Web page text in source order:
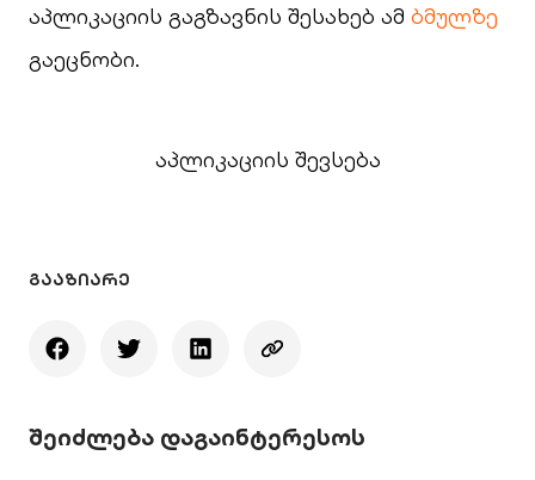
აპლიკაციის გაგზავნის შესახებ ამ ბმულზე
გაეცნობი.
აპლიკაციის შევსება
ᲒᲐᲐᲖᲘᲐᲠᲔ
შეიძლება დაგაინტერესოს